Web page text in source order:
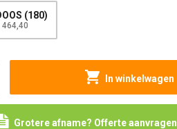
(180)
464,40
In winkelwagen
Grotere afname? Offerte aanvragen